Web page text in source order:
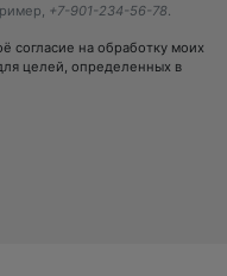
+7-901-234-56-78.
согласие на обработку моих
целей, определенных в